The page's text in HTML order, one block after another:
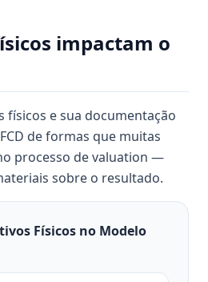
impactam o
físicos e sua documentação
de formas que muitas
processo de valuation —
sobre o resultado.
Físicos no Modelo